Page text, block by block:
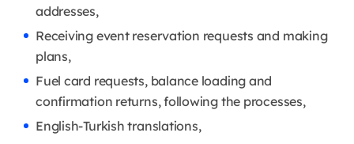
addresses,
Receiving event reservation requests and making
plans,
Fuel card requests, balance loading and
confirmation returns, following the processes,
English-Turkish translations,